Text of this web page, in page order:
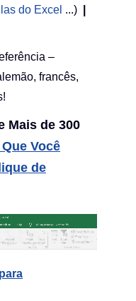
do Excel ...)
–
francês,
Mais de 300
Você
de